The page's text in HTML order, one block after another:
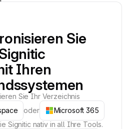
Sie
Ihren
Sie Ihr Verzeichnis
oder
Microsoft 365
Signitic nativ in all Ihre Tools.